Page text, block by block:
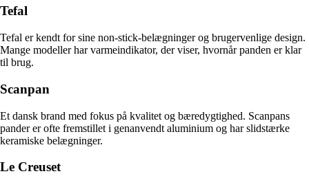
Tefal
Tefal er kendt for sine non-stick-belægninger og brugervenlige design.
Mange modeller har varmeindikator, der viser, hvornår panden er klar
til brug.
Scanpan
Et dansk brand med fokus på kvalitet og bæredygtighed. Scanpans
pander er ofte fremstillet i genanvendt aluminium og har slidstærke
keramiske belægninger.
Le Creuset